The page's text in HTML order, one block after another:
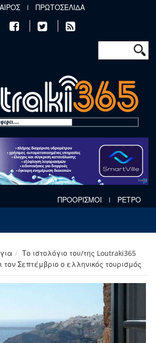
κυρίως περιεχόμενο
ΠΡΩΤΟΣΕΛΙΔΑ
Φόρμα
Αναζήτηση
ΠΡΟΟΡΙΣΜΟΙ ΡΕΤΡΟ
Το ιστολόγιο του/της Loutraki365
τον Σεπτέμβριο ο ελληνικός τουρισμός